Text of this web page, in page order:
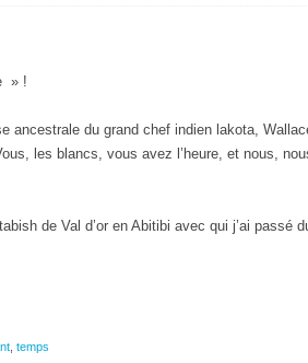
» !
ancestrale du grand chef indien lakota,
les blancs, vous avez l’heure, et nous,
de Val d’or en Abitibi avec qui j’ai passé
temps